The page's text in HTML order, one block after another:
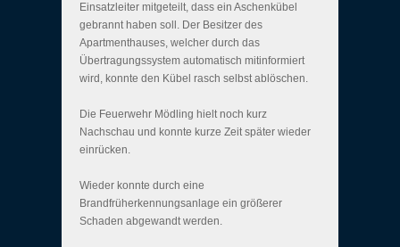
Einsatzleiter mitgeteilt, dass ein Aschenkübel
gebrannt haben soll. Der Besitzer des
Apartmenthauses, welcher durch das
Übertragungssystem automatisch mitinformiert
wird, konnte den Kübel rasch selbst ablöschen.
Die Feuerwehr Mödling hielt noch kurz
Nachschau und konnte kurze Zeit später wieder
einrücken.
Wieder konnte durch eine
Brandfrüherkennungsanlage ein größerer
Schaden abgewandt werden.